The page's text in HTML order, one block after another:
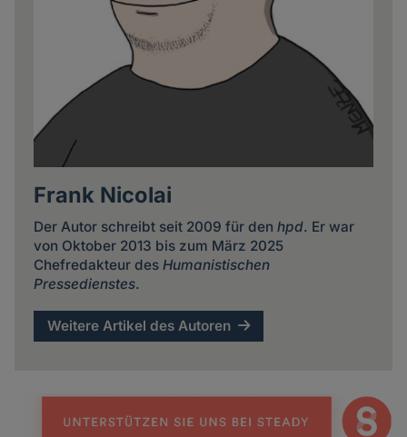
Frank Nicolai
Der Autor schreibt seit 2009 für den hpd. Er war
von Oktober 2013 bis zum März 2025
Chefredakteur des Humanistischen
Pressedienstes.
Weitere Artikel des Autoren